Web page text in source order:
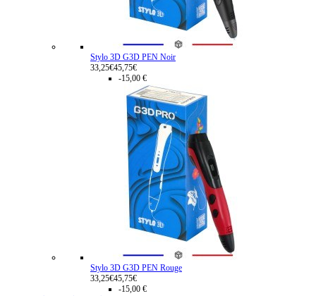
Stylo 3D G3D PEN Noir
33,25€45,75€
-15,00 €
Stylo 3D G3D PEN Rouge
33,25€45,75€
-15,00 €